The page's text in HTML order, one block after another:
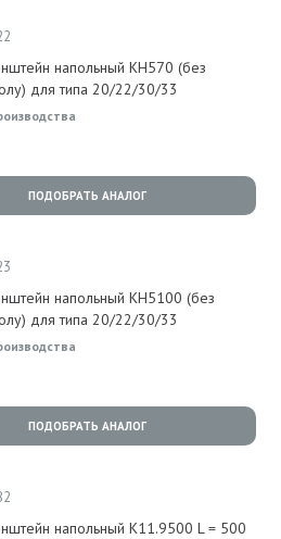
напольный KH570 (без
для типа 20/22/30/33
ПОДОБРАТЬ АНАЛОГ
напольный KH5100 (без
для типа 20/22/30/33
ПОДОБРАТЬ АНАЛОГ
напольный K11.9500 L = 500